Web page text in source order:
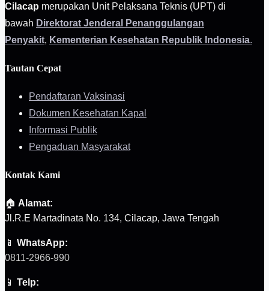
Cilacap merupakan Unit Pelaksana Teknis (UPT) di
bawah Direktorat Jenderal Penanggulangan
Penyakit, Kementerian Kesehatan Republik Indonesia.
Tautan Cepat
Pendaftaran Vaksinasi
Dokumen Kesehatan Kapal
Informasi Publik
Pengaduan Masyarakat
Kontak Kami
🏠 Alamat:
Jl.R.E Martadinata No. 134, Cilacap, Jawa Tengah
📱 WhatsApp:
0811-2966-990
📱 Telp: